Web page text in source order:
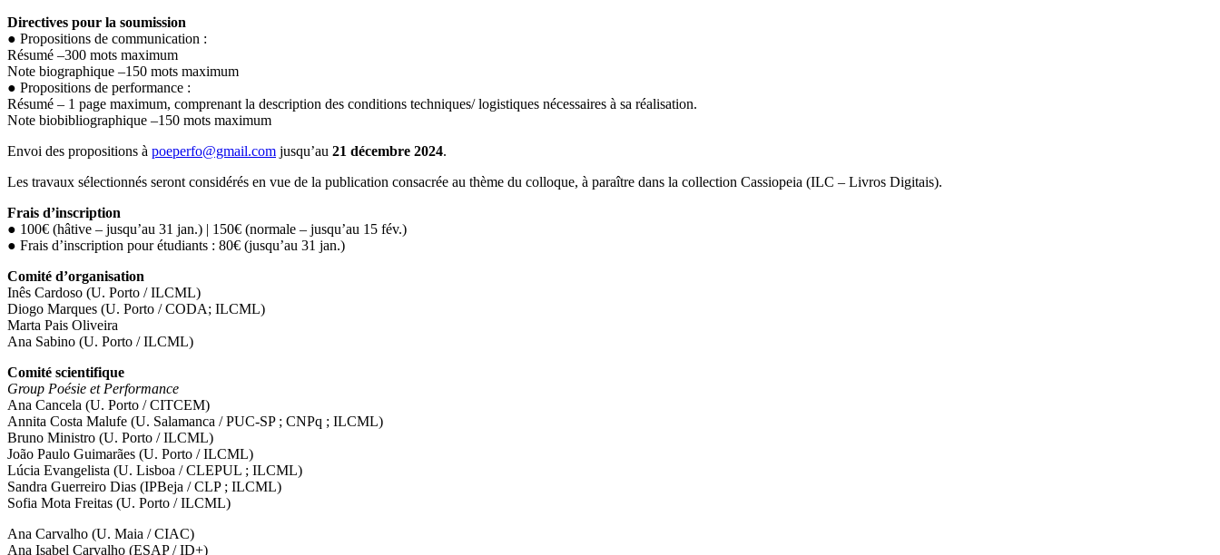
Directives pour la soumission
● Propositions de communication :
Résumé –300 mots maximum
Note biographique –150 mots maximum
● Propositions de performance :
Résumé – 1 page maximum, comprenant la description des conditions techniques/ logistiques nécessaires à sa réalisation.
Note biobibliographique –150 mots maximum
Envoi des propositions à poeperfo@gmail.com jusqu’au 21 décembre 2024.
Les travaux sélectionnés seront considérés en vue de la publication consacrée au thème du colloque, à paraître dans la collection Cassiopeia (ILC – Livros Digitais).
Frais d’inscription
● 100€ (hâtive – jusqu’au 31 jan.) | 150€ (normale – jusqu’au 15 fév.)
● Frais d’inscription pour étudiants : 80€ (jusqu’au 31 jan.)
Comité d’organisation
Inês Cardoso (U. Porto / ILCML)
Diogo Marques (U. Porto / CODA; ILCML)
Marta Pais Oliveira
Ana Sabino (U. Porto / ILCML)
Comité scientifique
Group Poésie et Performance
Ana Cancela (U. Porto / CITCEM)
Annita Costa Malufe (U. Salamanca / PUC-SP ; CNPq ; ILCML)
Bruno Ministro (U. Porto / ILCML)
João Paulo Guimarães (U. Porto / ILCML)
Lúcia Evangelista (U. Lisboa / CLEPUL ; ILCML)
Sandra Guerreiro Dias (IPBeja / CLP ; ILCML)
Sofia Mota Freitas (U. Porto / ILCML)
Ana Carvalho (U. Maia / CIAC)
Ana Isabel Carvalho (ESAP / ID+)